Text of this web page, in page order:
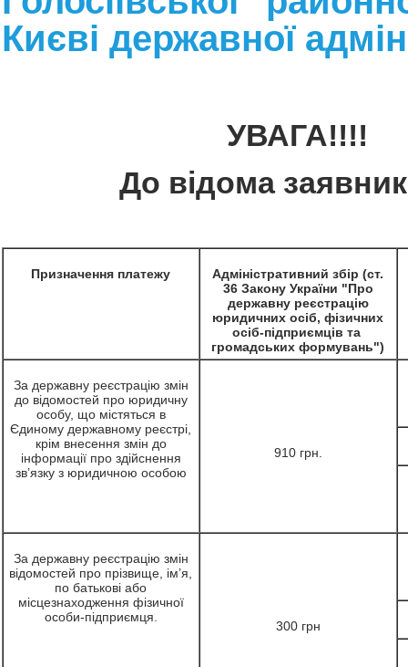
Києві державної
УВАГА!!!!
До відома
Призначення платежу
Адміністративний збір (ст.
36 Закону України "Про
державну реєстрацію
юридичних осіб, фізичних
осіб-підприємців та
громадських формувань")
За державну реєстрацію змін
до відомостей про юридичну
особу, що містяться в
Єдиному державному реєстрі,
крім внесення змін до
інформації про здійснення
зв’язку з юридичною особою
910 грн.
За державну реєстрацію змін
відомостей про прізвище, ім’я,
по батькові або
місцезнаходження фізичної
особи-підприємця.
300 грн